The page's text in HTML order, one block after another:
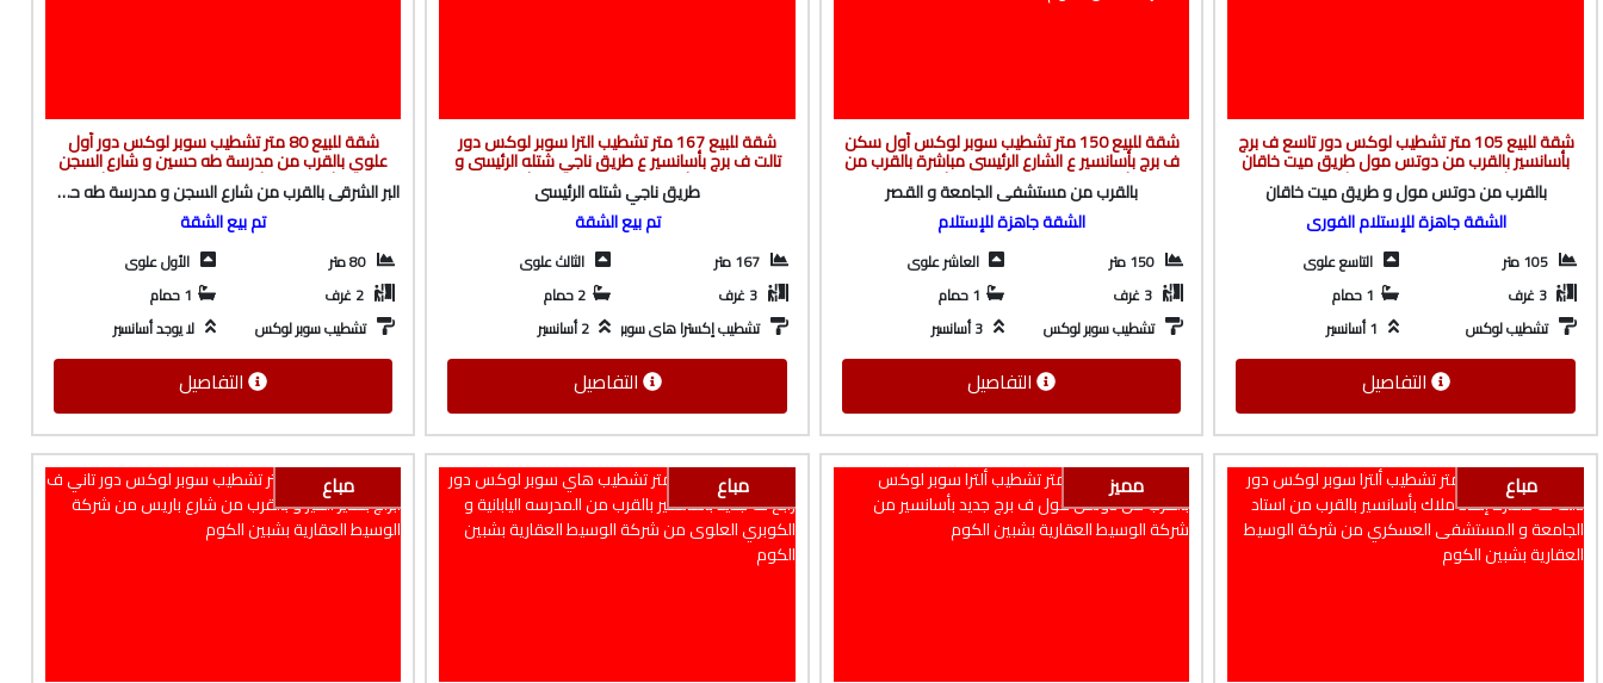
شقة للبيع 105 متر تشطيب لوكس دور تاسع ف برج
بأسانسير بالقرب من دوتس مول طريق ميت خاقان
من شركة الوسيط العقارية بشبين الكوم
بالقرب من دوتس مول و طريق ميت خاقان
الشقة جاهزة للإستلام الفورى
التاسع علوى
3 غرف
1 حمام
تشطيب لوكس
التفاصيل
شقة للبيع 150 متر تشطيب سوبر لوكس أول سكن
ف برج بأسانسير ع الشارع الرئيسى مباشرة بالقرب من
مستشفى الجامعة و القصر من شركة الوسيط
العقارية بشبين الكوم
بالقرب من مستشفى الجامعة و القصر
الشقة جاهزة للإستلام
150 متر
العاشر علوى
1 حمام
تشطيب سوبر لوكس
التفاصيل
شقة للبيع 167 متر تشطيب الترا سوبر لوكس دور
تالت ف برج بأسانسير ع طريق ناجي شتله الرئيسى و
تري البحر من شركة الوسيط العقارية بشبين الكوم
طريق ناجي شتله الرئيسى
تم بيع الشقة
الثالث علوى
2 حمام
تشطيب إكسترا هاى سوبر لوكس
2 أسانسير
التفاصيل
شقة للبيع 80 متر تشطيب سوبر لوكس دور أول
علوي بالقرب من مدرسة طه حسين و شارع السجن
بالبر الشرقى من شركة الوسيط العقارية بشبين
الكوم
البر الشرقى بالقرب من شارع السجن و مدرسة طه حسين
تم بيع الشقة
80 متر
الأول علوى
2 غرف
1 حمام
تشطيب سوبر لوكس
لا يوجد أسانسير
التفاصيل
مباع مميز مباع مباع